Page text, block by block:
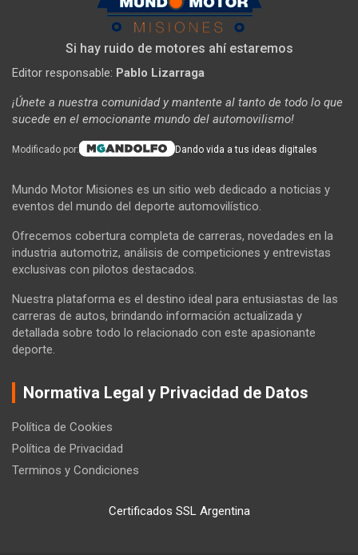
Si hay ruido de motores ahí estaremos
Editor responsable: Pablo Lizarraga
¡Únete a nuestra comunidad y mantente al tanto de todo lo que
sucede en el emocionante mundo del automovilismo!
Modificado por: Dando vida a tus ideas digitales
Mundo Motor Misiones es un sitio web dedicado a noticias y
eventos del mundo del deporte automovilístico.
Ofrecemos cobertura completa de carreras, novedades en la
industria automotriz, análisis de competiciones y entrevistas
exclusivas con pilotos destacados.
Nuestra plataforma es el destino ideal para entusiastas de las
carreras de autos, brindando información actualizada y
detallada sobre todo lo relacionado con este apasionante
deporte.
Normativa Legal y Privacidad de Datos
Política de Cookies
Política de Privacidad
Terminos y Condiciones
Certificados SSL Argentina